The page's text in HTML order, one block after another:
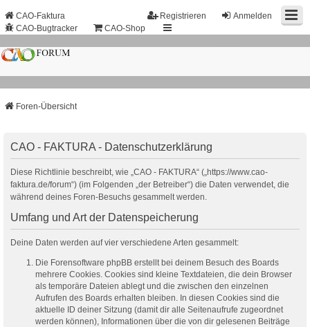
Anmelden
Registrieren
CAO-Faktura
CAO-Bugtracker
CAO-Shop
Foren-Übersicht
CAO - FAKTURA - Datenschutzerklärung
Diese Richtlinie beschreibt, wie „CAO - FAKTURA“ („https://www.cao-
faktura.de/forum“) (im Folgenden „der Betreiber“) die Daten verwendet, die
während deines Foren-Besuchs gesammelt werden.
Umfang und Art der Datenspeicherung
Deine Daten werden auf vier verschiedene Arten gesammelt:
Die Forensoftware phpBB erstellt bei deinem Besuch des Boards
mehrere Cookies. Cookies sind kleine Textdateien, die dein Browser
als temporäre Dateien ablegt und die zwischen den einzelnen
Aufrufen des Boards erhalten bleiben. In diesen Cookies sind die
aktuelle ID deiner Sitzung (damit dir alle Seitenaufrufe zugeordnet
werden können), Informationen über die von dir gelesenen Beiträge